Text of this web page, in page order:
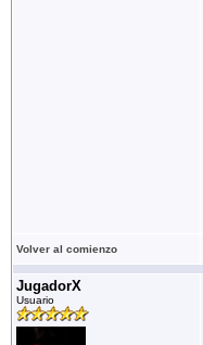
Volver al comienzo
JugadorX
Usuario